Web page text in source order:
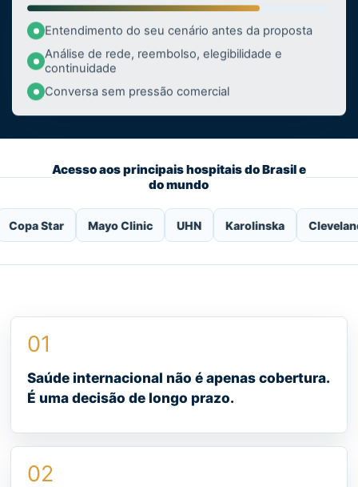
Entendimento do seu cenário antes da proposta
Análise de rede, reembolso, elegibilidade e
continuidade
Conversa sem pressão comercial
Acesso aos principais hospitais do Brasil e
do mundo
Mayo Clinic UHN Karolinska Cleveland Clinic
01
Saúde internacional não é apenas cobertura.
É uma decisão de longo prazo.
02